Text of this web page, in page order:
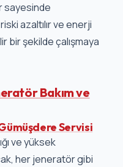
sayesinde
azaltılır ve enerji
bir şekilde çalışmaya
Bakım ve
Servisi
ve yüksek
her jeneratör gibi